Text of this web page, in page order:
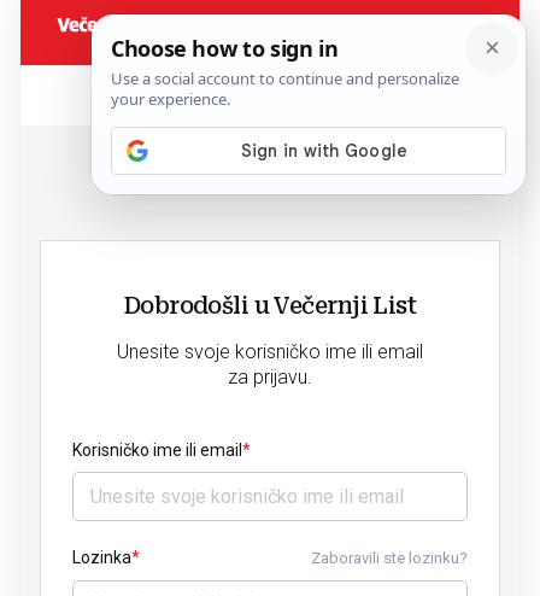
Dobrodošli u Večernji List
Unesite svoje korisničko ime ili email
za prijavu.
Korisničko ime ili email
Lozinka Zaboravili ste lozinku?